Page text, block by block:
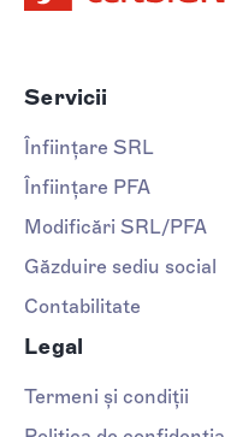
Servicii
Înființare SRL
Înființare PFA
Modificări SRL/PFA
Găzduire sediu social
Contabilitate
Legal
Termeni și condiții